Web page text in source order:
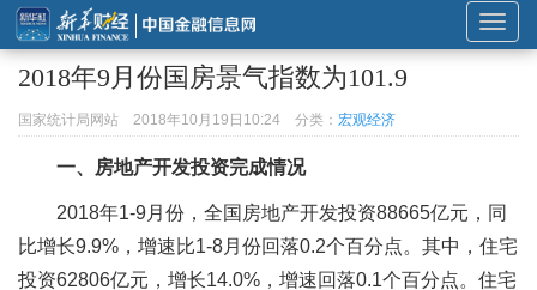
展
开
航
2018年9月份国房景气指数为101.9
国家统计局网站 2018年10月19日10:24 分类： 宏观经济
一、房地产开发投资完成情况
2018年1-9月份，全国房地产开发投资88665亿元，同
比增长9.9%，增速比1-8月份回落0.2个百分点。其中，住宅
投资62806亿元，增长14.0%，增速回落0.1个百分点。住宅